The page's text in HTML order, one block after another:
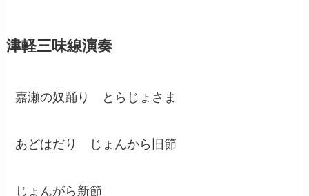
津軽三味線演奏
嘉瀬の奴踊り とらじょさま
あどはだり じょんから旧節
じょんがら新節